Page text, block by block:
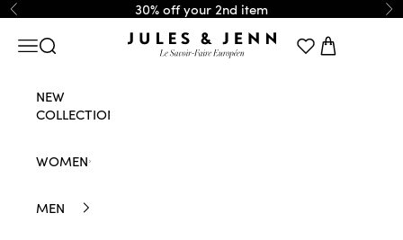
Skip to content
Previous 30% off your 2nd item
JULES & JENN
Navigation menu
Search Cart
NEW
COLLECTION
WOMEN
MEN